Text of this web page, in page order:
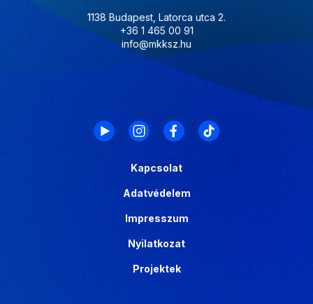
1138 Budapest, Latorca utca 2.
+36 1 465 00 91
info@mkksz.hu
Kapcsolat
Adatvédelem
Impresszum
Nyilatkozat
Projektek